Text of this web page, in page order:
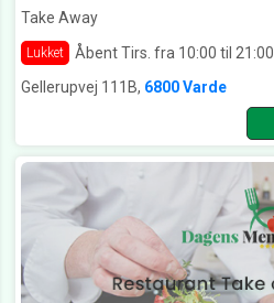
Take Away
Lukket Åbent Tirs. fra 10:00 til 21:00
Gellerupvej 111B, 6800 Varde